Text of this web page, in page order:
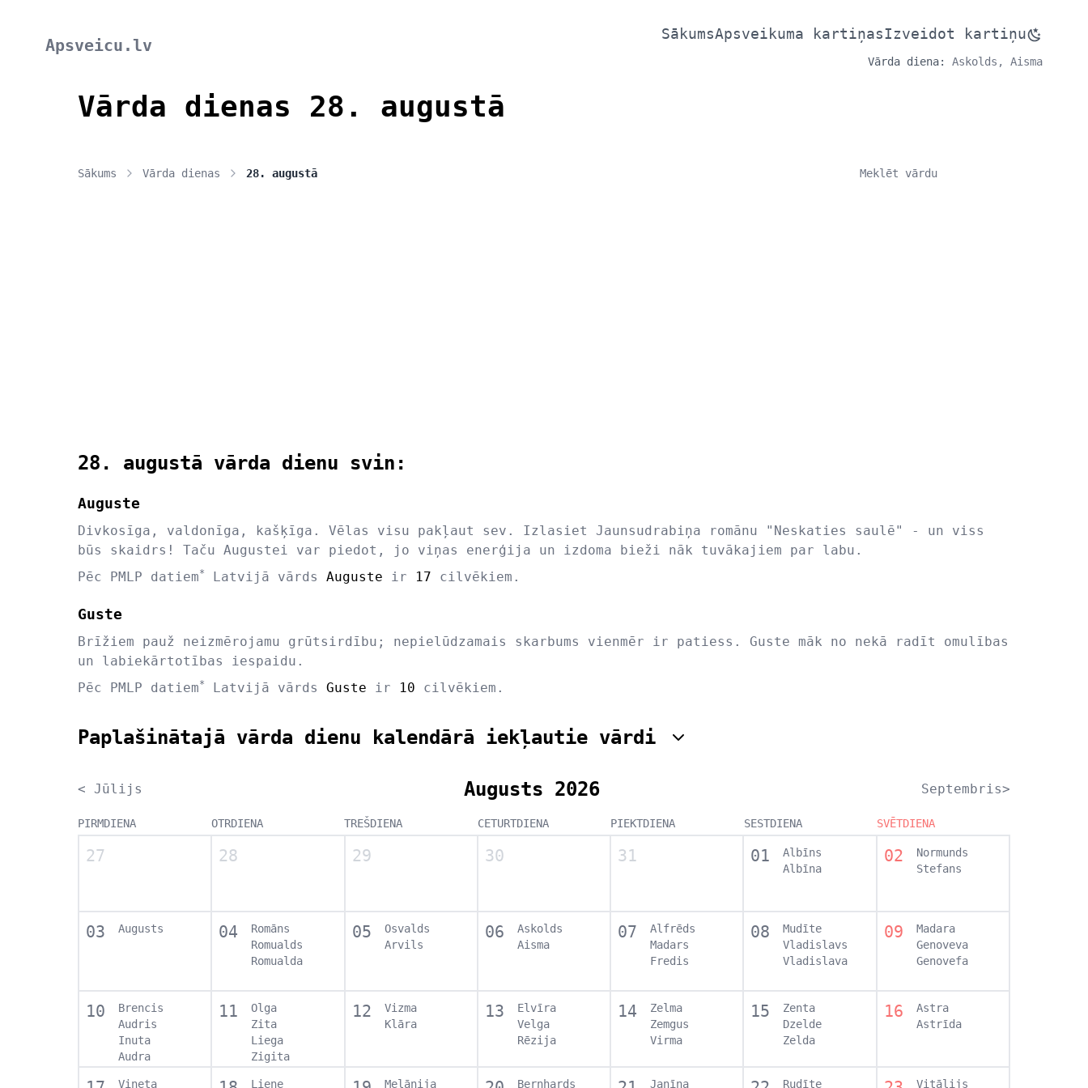
Apsveicu.lv
SākumsApsveikuma kartiņasIzveidot kartiņu
Vārda diena: Askolds, Aisma
Vārda dienas 28. augustā
Sākums Vārda dienas 28. augustā
28. augustā vārda dienu svin:
Auguste
Divkosīga, valdonīga, kašķīga. Vēlas visu pakļaut sev. Izlasiet Jaunsudrabiņa romānu "Neskaties saulē" - un viss
būs skaidrs! Taču Augustei var piedot, jo viņas enerģija un izdoma bieži nāk tuvākajiem par labu.
Pēc PMLP datiem* Latvijā vārds Auguste ir 17 cilvēkiem.
Guste
Brīžiem pauž neizmērojamu grūtsirdību; nepielūdzamais skarbums vienmēr ir patiess. Guste māk no nekā radīt omulības
un labiekārtotības iespaidu.
Pēc PMLP datiem* Latvijā vārds Guste ir 10 cilvēkiem.
Paplašinātajā vārda dienu kalendārā iekļautie vārdi
< Jūlijs Augusts 2026 Septembris>
PIRMDIENA OTRDIENA TREŠDIENA CETURTDIENA PIEKTDIENA SESTDIENA SVĒTDIENA
27 28 29 30 31 01
Albīns
Albīna
02
Normunds
Stefans
03 Augusts 04
Romāns
Romualds
Romualda
05
Osvalds
Arvils
06
Askolds
Aisma
07
Alfrēds
Madars
Fredis
08
Mudīte
Vladislavs
Vladislava
09
Madara
Genoveva
Genovefa
10
Brencis
Audris
Inuta
Audra
11
Olga
Zita
Liega
Zigita
12
Vizma
Klāra
13
Elvīra
Velga
Rēzija
14
Zelma
Zemgus
Virma
15
Zenta
Dzelde
Zelda
16
Astra
Astrīda
Vineta Liene Melānija Bernhards Janīna Rudīte Vitālijs